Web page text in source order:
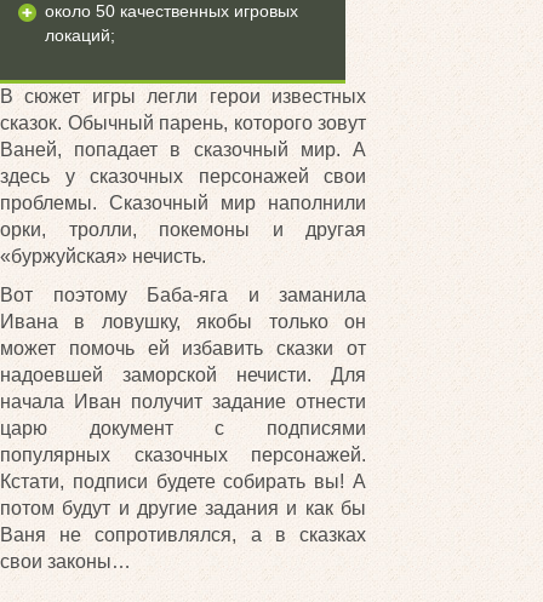
около 50 качественных игровых
локаций;
В сюжет игры легли герои известных
сказок. Обычный парень, которого зовут
Ваней, попадает в сказочный мир. А
здесь у сказочных персонажей свои
проблемы. Сказочный мир наполнили
орки, тролли, покемоны и другая
«буржуйская» нечисть.
Вот поэтому Баба-яга и заманила
Ивана в ловушку, якобы только он
может помочь ей избавить сказки от
надоевшей заморской нечисти. Для
начала Иван получит задание отнести
царю документ с подписями
популярных сказочных персонажей.
Кстати, подписи будете собирать вы! А
потом будут и другие задания и как бы
Ваня не сопротивлялся, а в сказках
свои законы…